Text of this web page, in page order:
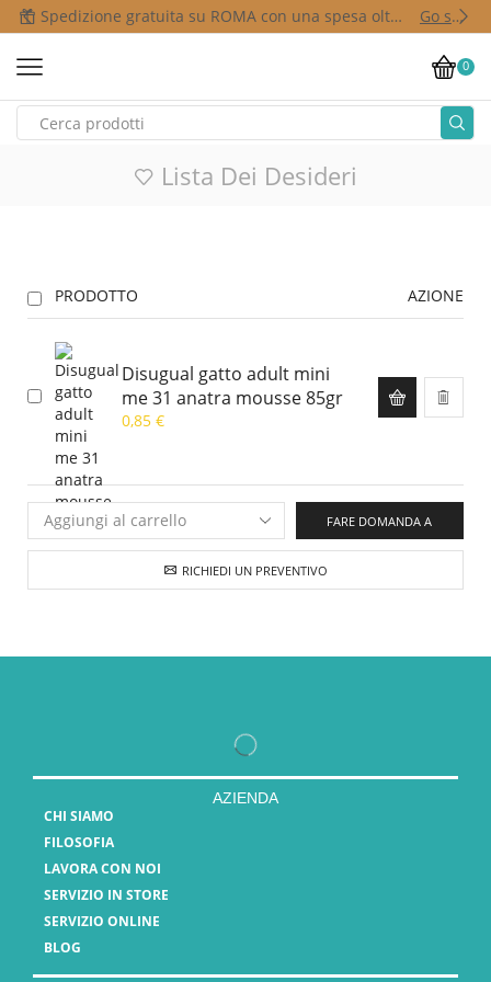
Spedizione gratuita su ROMA con una spesa oltre i 50,00 € Go shop
0
Lista Dei Desideri
PRODOTTO AZIONE
Disugual gatto adult mini
me 31 anatra mousse 85gr
0,85 €
FARE DOMANDA A
RICHIEDI UN PREVENTIVO
AZIENDA
CHI SIAMO
FILOSOFIA
LAVORA CON NOI
SERVIZIO IN STORE
SERVIZIO ONLINE
BLOG